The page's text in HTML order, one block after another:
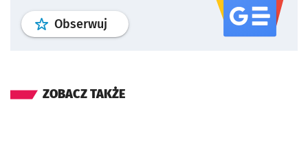
Obserwuj profil serwisu
ZOBACZ TAKŻE